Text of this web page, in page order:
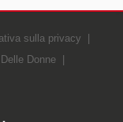
sulla privacy
Donne